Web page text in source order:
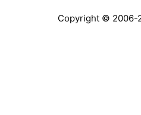
Copyright © 2006-